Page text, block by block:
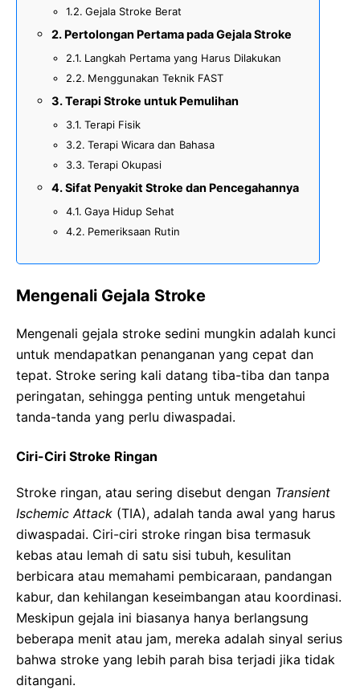
Gejala Stroke Berat
Pertolongan Pertama pada Gejala Stroke
Langkah Pertama yang Harus Dilakukan
Menggunakan Teknik FAST
Terapi Stroke untuk Pemulihan
Terapi Fisik
Terapi Wicara dan Bahasa
Terapi Okupasi
Sifat Penyakit Stroke dan Pencegahannya
Gaya Hidup Sehat
Pemeriksaan Rutin
Mengenali Gejala Stroke
Mengenali gejala stroke sedini mungkin adalah kunci
untuk mendapatkan penanganan yang cepat dan
tepat. Stroke sering kali datang tiba-tiba dan tanpa
peringatan, sehingga penting untuk mengetahui
tanda-tanda yang perlu diwaspadai.
Ciri-Ciri Stroke Ringan
Stroke ringan, atau sering disebut dengan Transient
Ischemic Attack (TIA), adalah tanda awal yang harus
diwaspadai. Ciri-ciri stroke ringan bisa termasuk
kebas atau lemah di satu sisi tubuh, kesulitan
berbicara atau memahami pembicaraan, pandangan
kabur, dan kehilangan keseimbangan atau koordinasi.
Meskipun gejala ini biasanya hanya berlangsung
beberapa menit atau jam, mereka adalah sinyal serius
bahwa stroke yang lebih parah bisa terjadi jika tidak
ditangani.